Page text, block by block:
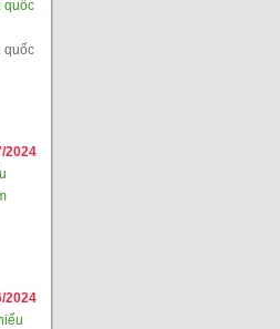
quốc
quốc
2024
2024